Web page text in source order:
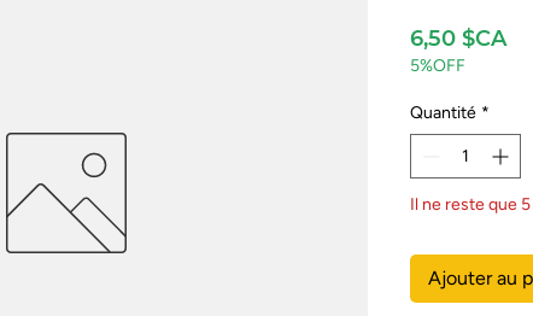
6,50 $CA
5%OFF
Quantité *
Il ne reste que
Ajouter au